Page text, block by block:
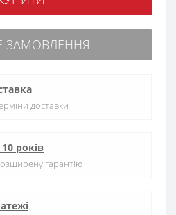
ЗАМОВЛЕННЯ
доставки
років
гарантію